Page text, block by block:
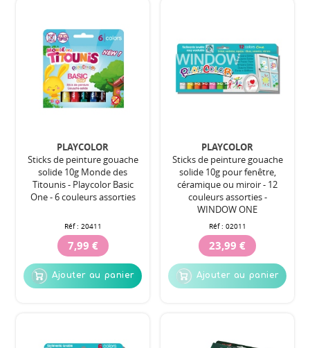
PLAYCOLOR
Sticks de peinture gouache
solide 10g Monde des
Titounis - Playcolor Basic
One - 6 couleurs assorties
Réf : 20411
7,99 €
Ajouter au panier
PLAYCOLOR
Sticks de peinture gouache
solide 10g pour fenêtre,
céramique ou miroir - 12
couleurs assorties -
WINDOW ONE
Réf : 02011
23,99 €
Ajouter au panier